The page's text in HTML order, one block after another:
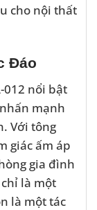
cho nội thất
Đáo
012 nổi bật
mạnh
Với tông
giác ấm áp
gia đình
là một
là một tác